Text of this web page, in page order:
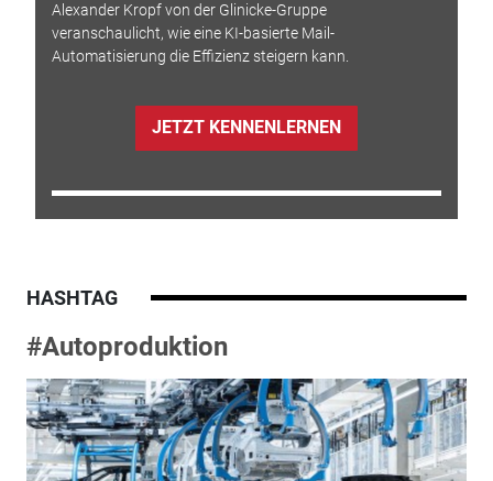
Alexander Kropf von der Glinicke-Gruppe
veranschaulicht, wie eine KI-basierte Mail-
Automatisierung die Effizienz steigern kann.
JETZT KENNENLERNEN
HASHTAG
#Autoproduktion